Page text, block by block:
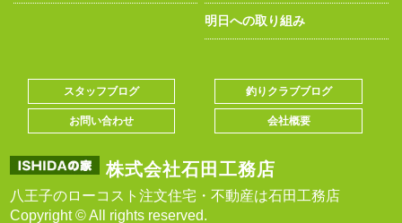
明日への取り組み
株式会社石田工務店
八王子のローコスト注文住宅・不動産は石田工務店
Copyright © All rights reserved.
スタッフブログ 釣りクラブブログ
お問い合わせ 会社概要